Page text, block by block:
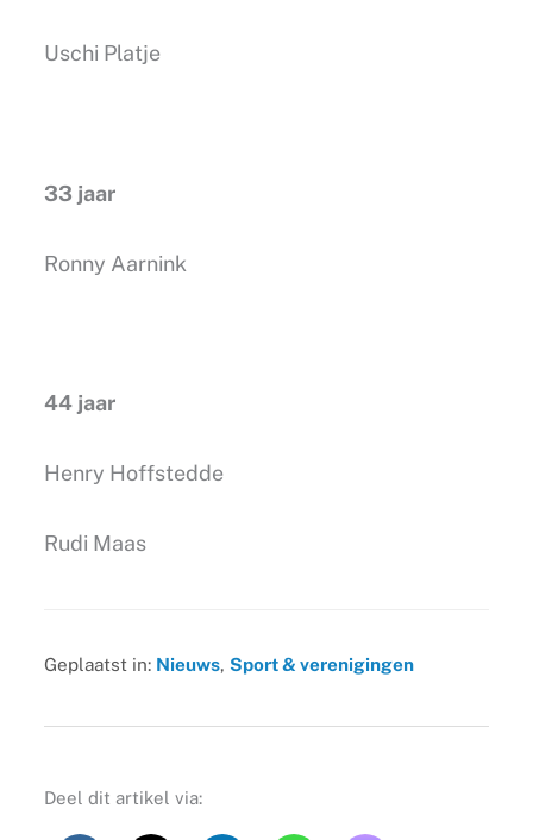
Uschi Platje
33 jaar
Ronny Aarnink
44 jaar
Henry Hoffstedde
Rudi Maas
Geplaatst in: Nieuws, Sport & verenigingen
Deel dit artikel via: